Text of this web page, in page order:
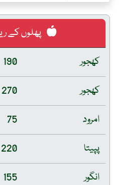
پھلوں کے
کھجور
190
کھجور
270
امرود
75
پپیتا
220
انگور
155